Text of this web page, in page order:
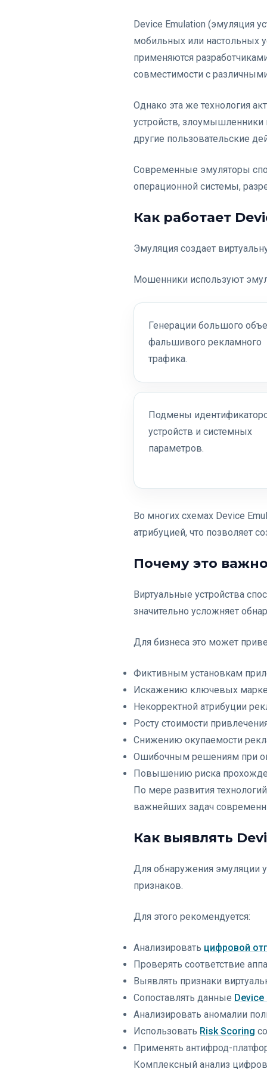
Device Emulation (эмуляция
мобильных или настольных
применяются
совместимости с
Однако эта же технология
устройств, злоумышленники
другие пользовательские
Современные эмуляторы
операционной системы,
Как работает
Эмуляция создает
Мошенники используют
Генерации большого
фальшивого рекламного
трафика.
Подмены
устройств и системных
параметров.
Во многих схемах Device
атрибуцией, что позволяет
Почему это
Виртуальные устройства
значительно усложняет
Для бизнеса это может
Фиктивным установкам
Искажению ключевых
Некорректной атрибуции
Росту стоимости
Снижению окупаемости
Ошибочным решениям при
Повышению риска
По мере развития
важнейших задач
Как выявлять
Для обнаружения эмуляции
признаков.
Для этого рекомендуется:
Анализировать цифровой
Проверять соответствие
Выявлять признаки
Сопоставлять данные
Анализировать аномалии
Использовать Risk Scoring
Применять антифрод-
Комплексный анализ